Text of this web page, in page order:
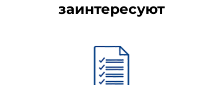
заинтересуют